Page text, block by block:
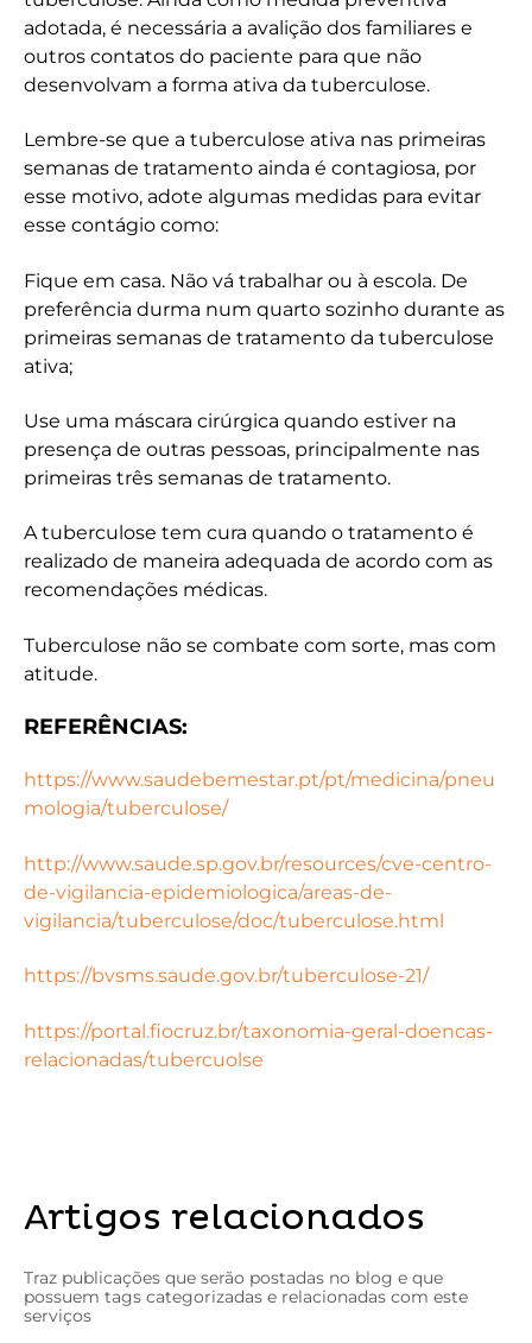
adotada, é necessária a avalição dos familiares e
outros contatos do paciente para que não
desenvolvam a forma ativa da tuberculose.
Lembre-se que a tuberculose ativa nas primeiras
semanas de tratamento ainda é contagiosa, por
esse motivo, adote algumas medidas para evitar
esse contágio como:
Fique em casa. Não vá trabalhar ou à escola. De
preferência durma num quarto sozinho durante as
primeiras semanas de tratamento da tuberculose
ativa;
Use uma máscara cirúrgica quando estiver na
presença de outras pessoas, principalmente nas
primeiras três semanas de tratamento.
A tuberculose tem cura quando o tratamento é
realizado de maneira adequada de acordo com as
recomendações médicas.
Tuberculose não se combate com sorte, mas com
atitude.
REFERÊNCIAS:
https://www.saudebemestar.pt/pt/medicina/pneu
mologia/tuberculose/
http://www.saude.sp.gov.br/resources/cve-centro-
de-vigilancia-epidemiologica/areas-de-
vigilancia/tuberculose/doc/tuberculose.html
https://bvsms.saude.gov.br/tuberculose-21/
https://portal.fiocruz.br/taxonomia-geral-doencas-
relacionadas/tubercuolse
Artigos relacionados
Traz publicações que serão postadas no blog e que
possuem tags categorizadas e relacionadas com este
serviços